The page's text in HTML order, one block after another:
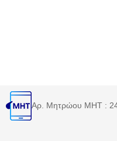
Αρ. Μητρώου MHT :